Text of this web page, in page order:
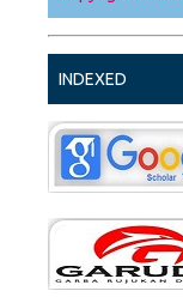
INDEXED